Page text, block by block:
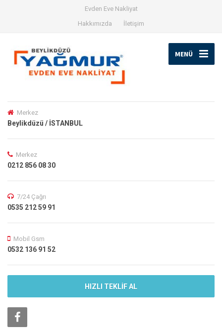
Evden Eve Nakliyat
Hakkımızda
İletişim
MENÜ
Merkez
Beylikdüzü / İSTANBUL
Merkez
0212 856 08 30
7/24 Çağrı
0535 212 59 91
Mobil Gsm
0532 136 91 52
HIZLI TEKLİF AL